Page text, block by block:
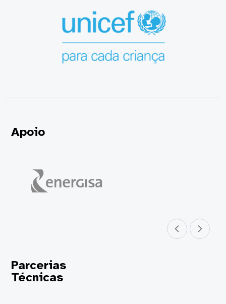
Apoio
Parceiro anterior
Próximo
Parcerias
Técnicas